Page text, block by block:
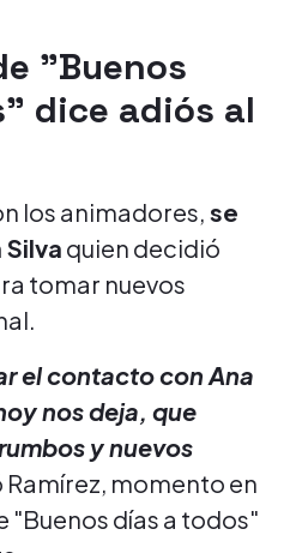
"Buenos
dice adiós al
los animadores, se
quien decidió
tomar nuevos
el contacto con Ana
nos deja, que
y nuevos
Ramírez, momento en
"Buenos días a todos"